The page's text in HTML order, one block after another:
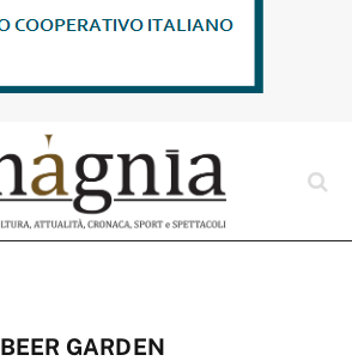
BEER GARDEN